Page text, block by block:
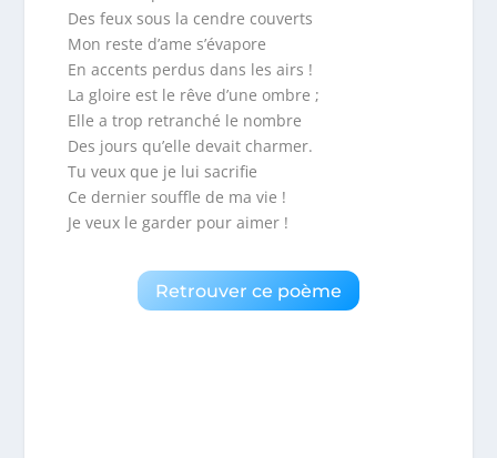
Des feux sous la cendre couverts
Mon reste d’ame s’évapore
En accents perdus dans les airs !
La gloire est le rêve d’une ombre ;
Elle a trop retranché le nombre
Des jours qu’elle devait charmer.
Tu veux que je lui sacrifie
Ce dernier souffle de ma vie !
Je veux le garder pour aimer !
Retrouver ce poème